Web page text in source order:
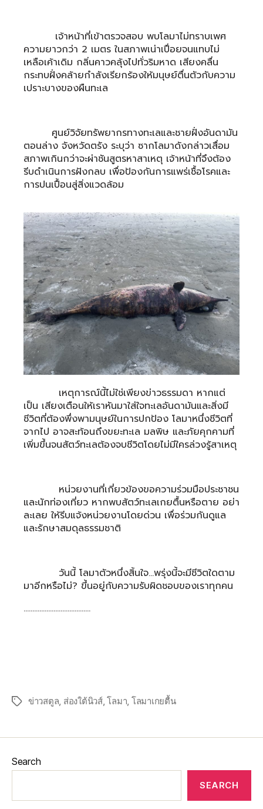
เจ้าหน้าที่เข้าตรวจสอบ พบโลมาไม่ทราบเพศ
ความยาวกว่า 2 เมตร ในสภาพเน่าเปื่อยจนแทบไม่
เหลือเค้าเดิม กลิ่นคาวคลุ้งไปทั่วริมหาด เสียงคลื่น
กระทบฝั่งคล้ายกำลังเรียกร้องให้มนุษย์ตื่นตัวกับความ
เปราะบางของผืนทะเล
ศูนย์วิจัยทรัพยากรทางทะเลและชายฝั่งอันดามัน
ตอนล่าง จังหวัดตรัง ระบุว่า ซากโลมาดังกล่าวเสื่อม
สภาพเกินกว่าจะผ่าชันสูตรหาสาเหตุ เจ้าหน้าที่จึงต้อง
รีบดำเนินการฝังกลบ เพื่อป้องกันการแพร่เชื้อโรคและ
การปนเปื้อนสู่สิ่งแวดล้อม
เหตุการณ์นี้ไม่ใช่เพียงข่าวธรรมดา หากแต่
เป็น เสียงเตือนให้เราหันมาใส่ใจทะเลอันดามันและสิ่งมี
ชีวิตที่ต้องพึ่งพามนุษย์ในการปกป้อง โลมาหนึ่งชีวิตที่
จากไป อาจสะท้อนถึงขยะทะเล มลพิษ และภัยคุกคามที่
เพิ่มขึ้นจนสัตว์ทะเลต้องจบชีวิตโดยไม่มีใครล่วงรู้สาเหตุ
หน่วยงานที่เกี่ยวข้องขอความร่วมมือประชาชน
และนักท่องเที่ยว หากพบสัตว์ทะเลเกยตื้นหรือตาย อย่า
ละเลย ให้รีบแจ้งหน่วยงานโดยด่วน เพื่อร่วมกันดูแล
และรักษาสมดุลธรรมชาติ
วันนี้ โลมาตัวหนึ่งสิ้นใจ…พรุ่งนี้จะมีชีวิตใดตาม
มาอีกหรือไม่? ขึ้นอยู่กับความรับผิดชอบของเราทุกคน
………………………………..
ข่าวสตูล, ส่องใต้นิวส์,โลมา, โลมาเกยตื้น
Search
SEARCH